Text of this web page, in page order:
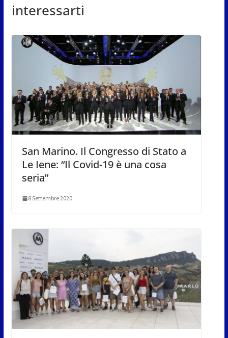
interessarti
San Marino. Il Congresso di Stato a
Le Iene: “Il Covid-19 è una cosa
seria”
8 Settembre 2020